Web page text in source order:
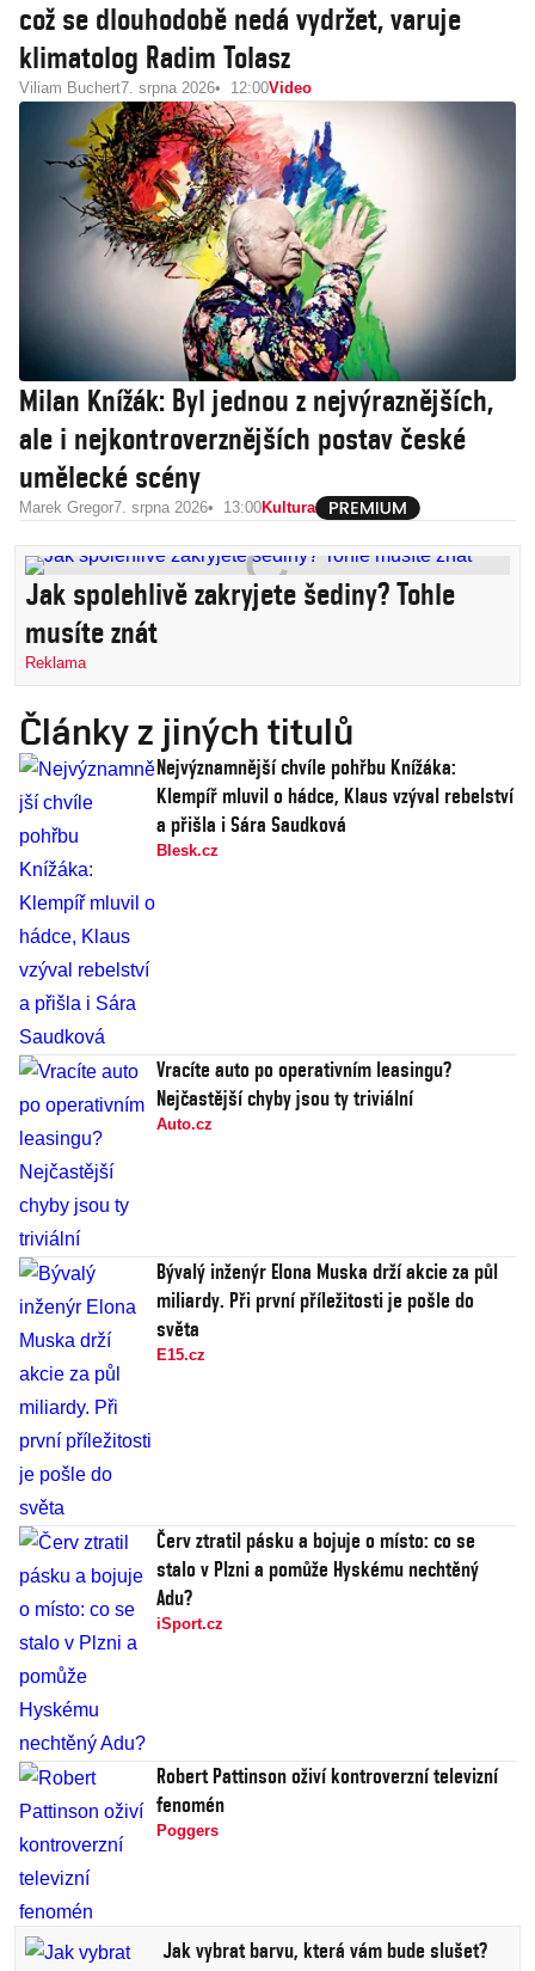
což se dlouhodobě nedá vydržet, varuje
klimatolog Radim Tolasz
Viliam Buchert7. srpna 2026 12:00Video
Milan Knížák: Byl jednou z nejvýraznějších,
ale i nejkontroverznějších postav české
umělecké scény
Marek Gregor7. srpna 2026 13:00Kultura
Jak spolehlivě zakryjete šediny? Tohle
musíte znát
Reklama
Články z jiných titulů
Nejvýznamnější chvíle pohřbu Knížáka:
Klempíř mluvil o hádce, Klaus vzýval rebelství
a přišla i Sára Saudková
Blesk.cz
Vracíte auto po operativním leasingu?
Nejčastější chyby jsou ty triviální
Auto.cz
Bývalý inženýr Elona Muska drží akcie za půl
miliardy. Při první příležitosti je pošle do
světa
E15.cz
Červ ztratil pásku a bojuje o místo: co se
stalo v Plzni a pomůže Hyskému nechtěný
Adu?
iSport.cz
Robert Pattinson oživí kontroverzní televizní
fenomén
Poggers
Jak vybrat barvu, která vám bude slušet?